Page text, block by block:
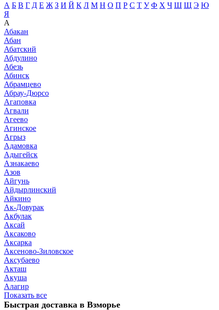
А Б В Г Д Е Ж З И Й К Л М Н О П Р С Т У Ф Х Ч Ш Щ Э Ю
Я
А
Абакан
Абан
Абатский
Абдулино
Абезь
Абинск
Абрамцево
Абрау-Дюрсо
Агаповка
Агвали
Агеево
Агинское
Агрыз
Адамовка
Адыгейск
Азнакаево
Азов
Айгунь
Айдырлинский
Айкино
Ак-Довурак
Акбулак
Аксай
Аксаково
Аксарка
Аксеново-Зиловское
Аксубаево
Акташ
Акуша
Алагир
Показать все
Быстрая доставка в Взморье